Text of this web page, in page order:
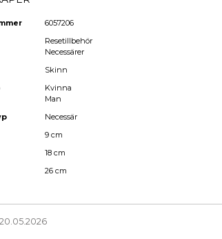
6057206
Resetillbehör
Necessärer
Skinn
Kvinna
Man
Necessär
9 cm
18 cm
26 cm
Recensionsdatum:
20.05.2026